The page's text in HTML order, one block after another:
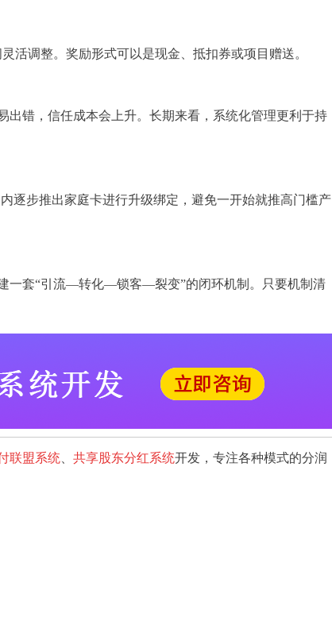
活调整。奖励形式可以是现金、抵扣券或项目赠送。
错，信任成本会上升。长期来看，系统化管理更利于持
逐步推出家庭卡进行升级绑定，避免一开始就推高门槛产
一套“引流—转化—锁客—裂变”的闭环机制。只要机制清
联盟系统 共享股东分红系统开发，专注各种模式的分润